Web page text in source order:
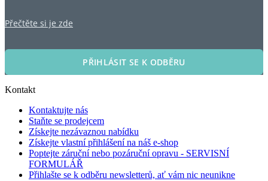
Přečtěte si je zde
PŘIHLÁSIT SE K ODBĚRU
Kontakt
Kontaktujte nás
Staňte se prodejcem
Získejte nezávaznou nabídku
Získejte vlastní přihlášení na náš e-shop
Poptejte záruční nebo pozáruční opravu - SERVISNÍ
FORMULÁŘ
Přihlašte se k odběru newsletterů, ať vám nic neunikne